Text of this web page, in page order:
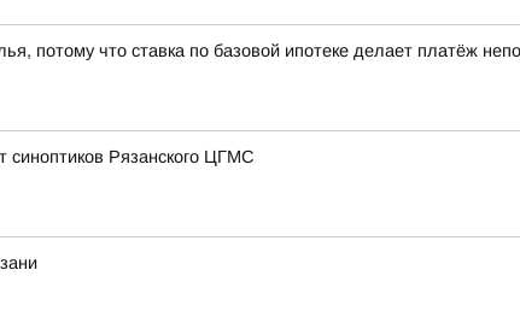
потому что ставка по базовой ипотеке делает платёж
синоптиков Рязанского ЦГМС